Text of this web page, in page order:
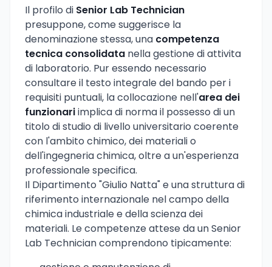
Il profilo di Senior Lab Technician
presuppone, come suggerisce la
denominazione stessa, una competenza
tecnica consolidata nella gestione di attivita
di laboratorio. Pur essendo necessario
consultare il testo integrale del bando per i
requisiti puntuali, la collocazione nell'area dei
funzionariimplica di norma il possesso di un
titolo di studio di livello universitario coerente
con l'ambito chimico, dei materiali o
dell'ingegneria chimica, oltre a un'esperienza
professionale specifica.
Il Dipartimento "Giulio Natta" e una struttura di
riferimento internazionale nel campo della
chimica industriale e della scienza dei
materiali. Le competenze attese da un Senior
Lab Technician comprendono tipicamente: